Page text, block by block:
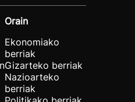
Orain
Ekonomiako
berriak
Gizarteko berriak
Nazioarteko
berriak